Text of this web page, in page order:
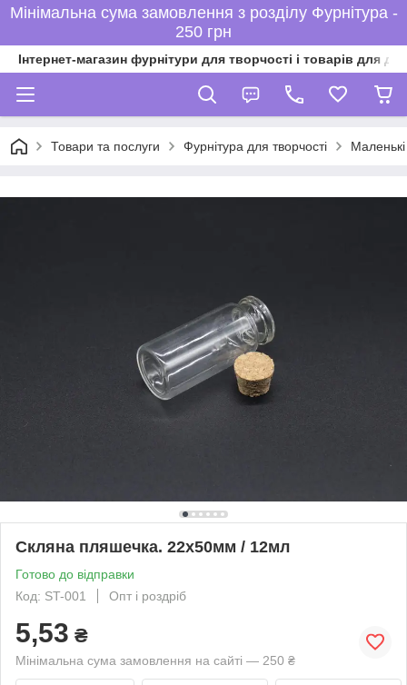
Мінімальна сума замовлення з розділу Фурнітура -
250 грн
Інтернет-магазин фурнітури для творчості і товарів для
Товари та послуги Фурнітура для творчості
Скляна пляшечка. 22х50мм / 12мл
Готово до відправки
Код: ST-001
Опт і роздріб
5,53 ₴
Мінімальна сума замовлення на сайті — 250 ₴